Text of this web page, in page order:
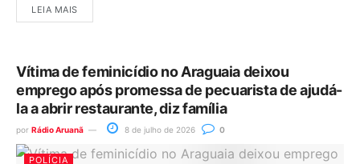
LEIA MAIS
Vítima de feminicídio no Araguaia deixou
emprego após promessa de pecuarista de ajudá-
la a abrir restaurante, diz família
por Rádio Aruanã 8 de julho de 2026 0
POLÍCIA